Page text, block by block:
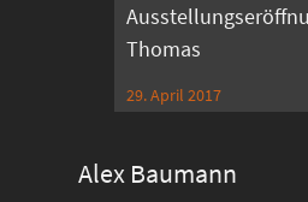
Thomas
29. April 2017
Alex Baumann